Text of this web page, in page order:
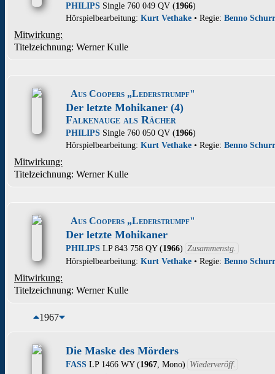
PHILIPS Single 760 049 QV (1966)
Hörspielbearbeitung: Kurt Vethake • Regie: Benno Schurr
Mitwirkung:
Titelzeichnung: Werner Kulle
Aus Coopers „Lederstrumpf"
Der letzte Mohikaner (4)
Falkenauge als Rächer
PHILIPS Single 760 050 QV (1966)
Hörspielbearbeitung: Kurt Vethake • Regie: Benno Schurr
Mitwirkung:
Titelzeichnung: Werner Kulle
Aus Coopers „Lederstrumpf"
Der letzte Mohikaner
PHILIPS LP 843 758 QY (1966) Zusammenstg.
Hörspielbearbeitung: Kurt Vethake • Regie: Benno Schurr
Mitwirkung:
Titelzeichnung: Werner Kulle
1967
Die Maske des Mörders
FASS LP 1466 WY (1967 , Mono) Wiederveröff.